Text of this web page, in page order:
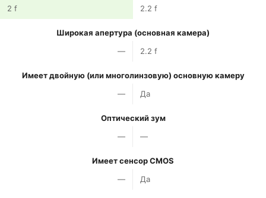
2 f
2.2 f
Широкая апертура (основная камера)
—
2.2 f
Имеет двойную (или многолинзовую) основную камеру
—
Да
Оптический зум
—
—
Имеет сенсор CMOS
—
Да